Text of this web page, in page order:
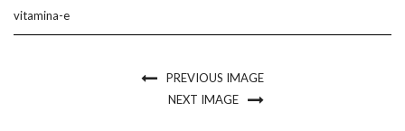
vitamina-e
PREVIOUS IMAGE
NEXT IMAGE